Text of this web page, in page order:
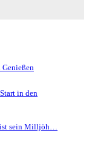
in den
sein Milljöh…